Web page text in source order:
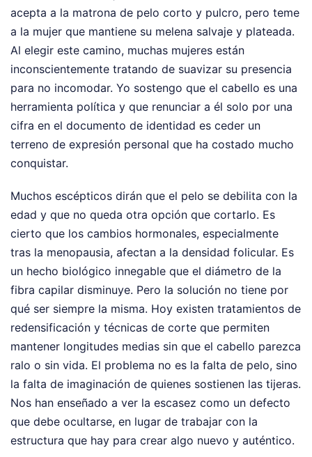
acepta a la matrona de pelo corto y pulcro, pero teme
a la mujer que mantiene su melena salvaje y plateada.
Al elegir este camino, muchas mujeres están
inconscientemente tratando de suavizar su presencia
para no incomodar. Yo sostengo que el cabello es una
herramienta política y que renunciar a él solo por una
cifra en el documento de identidad es ceder un
terreno de expresión personal que ha costado mucho
conquistar.
Muchos escépticos dirán que el pelo se debilita con la
edad y que no queda otra opción que cortarlo. Es
cierto que los cambios hormonales, especialmente
tras la menopausia, afectan a la densidad folicular. Es
un hecho biológico innegable que el diámetro de la
fibra capilar disminuye. Pero la solución no tiene por
qué ser siempre la misma. Hoy existen tratamientos de
redensificación y técnicas de corte que permiten
mantener longitudes medias sin que el cabello parezca
ralo o sin vida. El problema no es la falta de pelo, sino
la falta de imaginación de quienes sostienen las tijeras.
Nos han enseñado a ver la escasez como un defecto
que debe ocultarse, en lugar de trabajar con la
estructura que hay para crear algo nuevo y auténtico.